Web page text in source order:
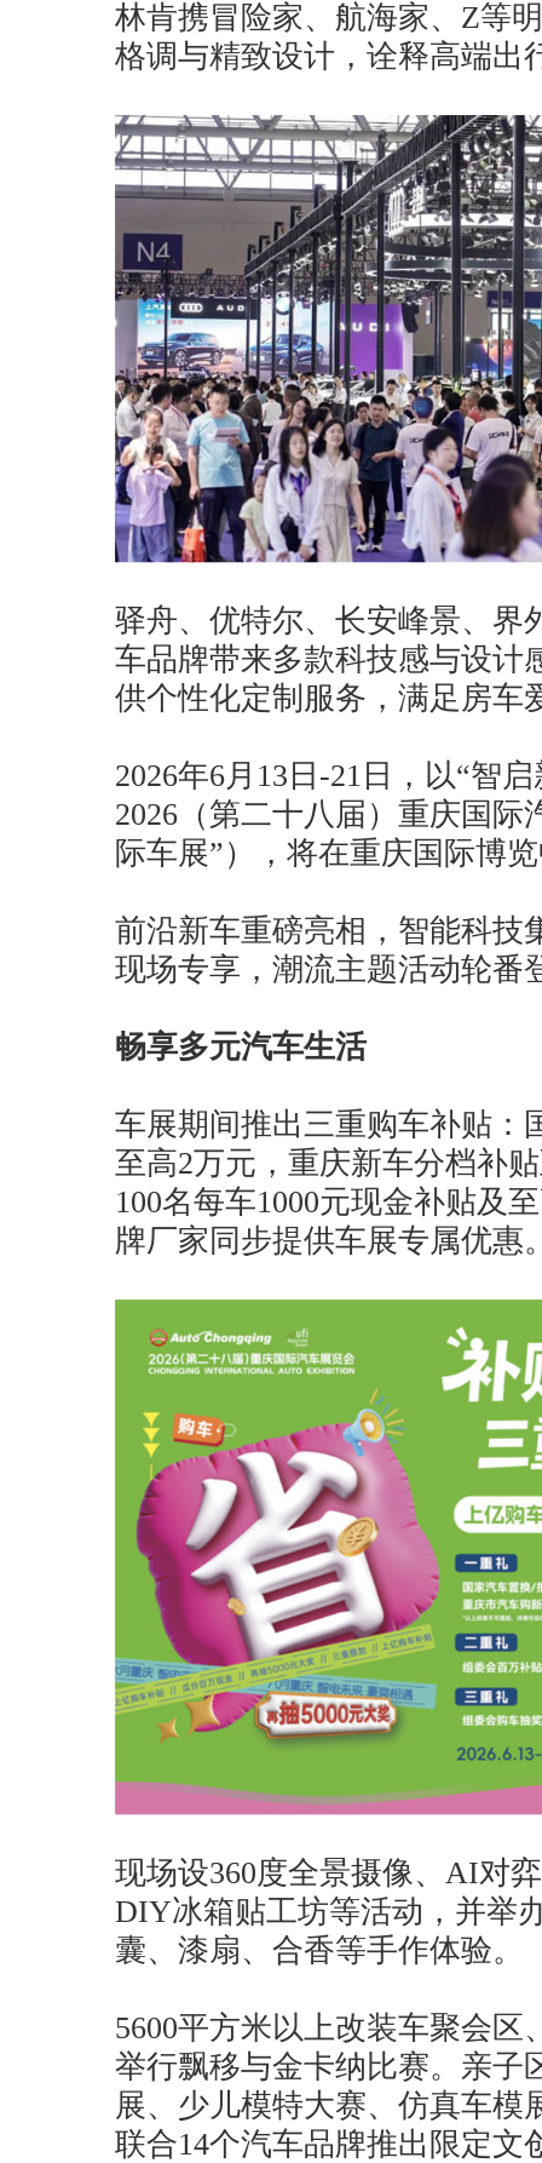
林肯携冒险家、航海家、Z等
格调与精致设计，诠释高端出
驿舟、优特尔、长安峰景、界
车品牌带来多款科技感与设计
供个性化定制服务，满足房车
2026年6月13日-21日，以“智
2026（第二十八届）重庆国际
际车展”），将在重庆国际博
前沿新车重磅亮相，智能科技
现场专享，潮流主题活动轮番
畅享多元汽车生活
车展期间推出三重购车补贴：
至高2万元，重庆新车分档补
100名每车1000元现金补贴及
牌厂家同步提供车展专属优惠
现场设360度全景摄像、AI对
DIY冰箱贴工坊等活动，并举
囊、漆扇、合香等手作体验。
5600平方米以上改装车聚会区
举行飘移与金卡纳比赛。亲子
展、少儿模特大赛、仿真车模
联合14个汽车品牌推出限定文